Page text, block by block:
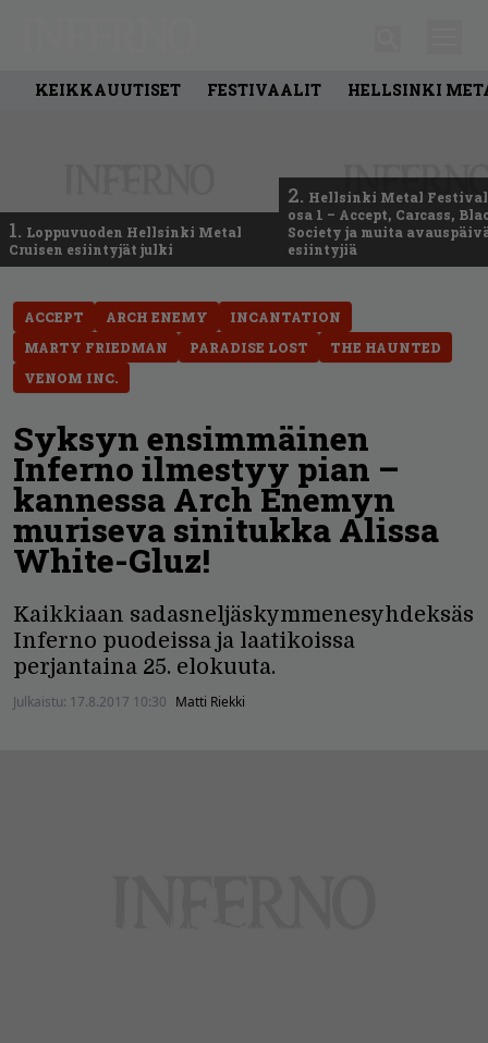
KEIKKAUUTISET FESTIVAALIT HELLSINKI
1. Loppuvuoden Hellsinki Metal
Cruisen esiintyjät julki
2. Hellsinki Metal
osa 1 – Accept, Carcass,
Society ja muita
esiintyjiä
ACCEPT ARCH ENEMY
INCANTATION
MARTY FRIEDMAN
PARADISE LOST
THE HAUNTED
VENOM INC.
Syksyn ensimmäinen
Inferno ilmestyy pian –
kannessa Arch Enemyn
muriseva sinitukka Alissa
White-Gluz!
Kaikkiaan sadasneljäskymmenesyhdeksäs
Inferno puodeissa ja laatikoissa
perjantaina 25. elokuuta.
Julkaistu: 17.8.2017 10:30 Matti Riekki